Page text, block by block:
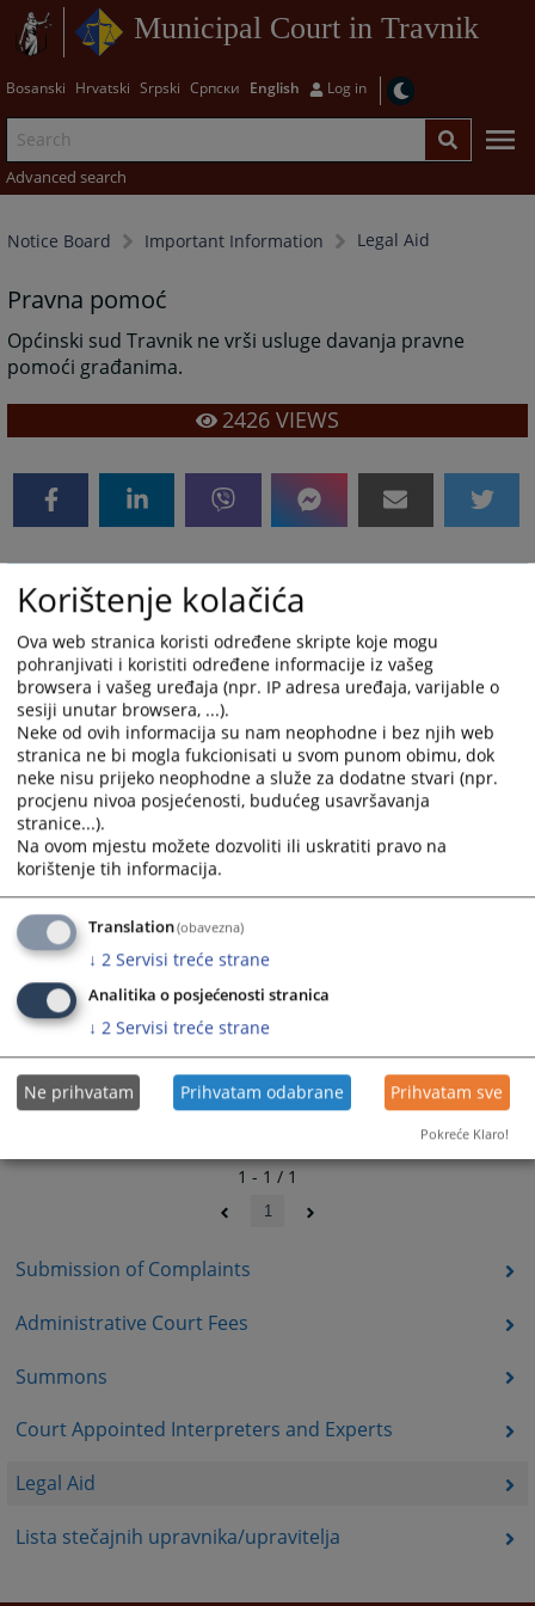
Municipal Court in Travnik
Bosanski Hrvatski Srpski Српски English Log in
Advanced search
Notice Board Important Information Legal Aid
Submission of Complaints
Administrative Court Fees
Summons
Court Appointed Interpreters and Experts
Legal Aid
Lista stečajnih upravnika/upravitelja
Pravna pomoć
Općinski sud Travnik ne vrši usluge davanja pravne
pomoći građanima.
2426 VIEWS
1 - 1 / 1
1
Korištenje kolačića
Ova web stranica koristi određene skripte koje mogu
pohranjivati i koristiti određene informacije iz vašeg
browsera i vašeg uređaja (npr. IP adresa uređaja, varijable o
sesiji unutar browsera, ...).
Neke od ovih informacija su nam neophodne i bez njih web
stranica ne bi mogla fukcionisati u svom punom obimu, dok
neke nisu prijeko neophodne a služe za dodatne stvari (npr.
procjenu nivoa posjećenosti, budućeg usavršavanja
stranice...).
Na ovom mjestu možete dozvoliti ili uskratiti pravo na
korištenje tih informacija.
Translation(obavezna)
↓ 2 Servisi treće strane
Analitika o posjećenosti stranica
↓ 2 Servisi treće strane
Ne prihvatam Prihvatam odabrane Prihvatam sve
Pokreće Klaro!